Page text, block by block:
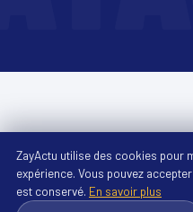
ZayActu utilise des cookies pour
expérience. Vous pouvez
est conservé. En savoir plus